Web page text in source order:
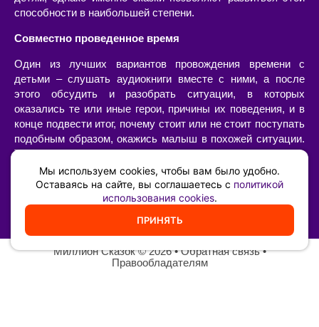
способности в наибольшей степени.
Совместно проведенное время
Один из лучших вариантов провождения времени с
детьми – слушать аудиокниги вместе с ними, а после
этого обсудить и разобрать ситуации, в которых
оказались те или иные герои, причины их поведения, и в
конце подвести итог, почему стоит или не стоит поступать
подобным образом, окажись малыш в похожей ситуации.
Такой «разбор» очень интересен сам по себе, позволяет
наладить диалог с ребенком, а также он имеет огромную
воспитательную ценность – возможность ненавязчиво,
иногда в игровой форме, указать на самые главные
жизненные принципы и ценности.
Миллион Сказок©️ 2026 •Обратная связь•
Правообладателям
Мы используем cookies, чтобы вам было удобно.
Оставаясь на сайте, вы соглашаетесь с политикой
использования cookies.
ПРИНЯТЬ